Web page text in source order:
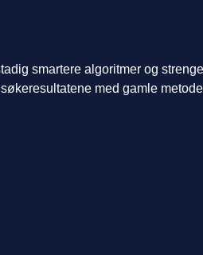
smartere algoritmer og
med gamle